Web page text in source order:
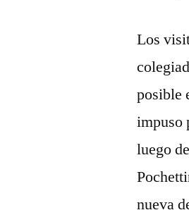
Los
posible
impuso
luego
nueva